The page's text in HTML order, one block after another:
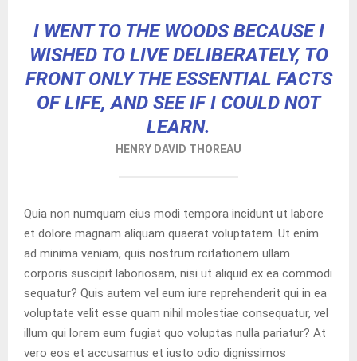
I WENT TO THE WOODS BECAUSE I
WISHED TO LIVE DELIBERATELY, TO
FRONT ONLY THE ESSENTIAL FACTS
OF LIFE, AND SEE IF I COULD NOT
LEARN.
HENRY DAVID THOREAU
Quia non numquam eius modi tempora incidunt ut labore
et dolore magnam aliquam quaerat voluptatem. Ut enim
ad minima veniam, quis nostrum rcitationem ullam
corporis suscipit laboriosam, nisi ut aliquid ex ea commodi
sequatur? Quis autem vel eum iure reprehenderit qui in ea
voluptate velit esse quam nihil molestiae consequatur, vel
illum qui lorem eum fugiat quo voluptas nulla pariatur? At
vero eos et accusamus et iusto odio dignissimos